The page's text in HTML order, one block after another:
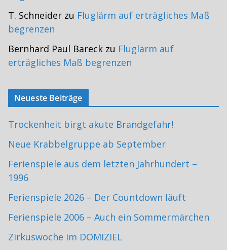
T. Schneider zu Fluglärm auf erträgliches Maß
begrenzen
Bernhard Paul Bareck zu Fluglärm auf
erträgliches Maß begrenzen
Neueste Beiträge
Trockenheit birgt akute Brandgefahr!
Neue Krabbelgruppe ab September
Ferienspiele aus dem letzten Jahrhundert –
1996
Ferienspiele 2026 – Der Countdown läuft
Ferienspiele 2006 – Auch ein Sommermärchen
Zirkuswoche im DOMIZIEL